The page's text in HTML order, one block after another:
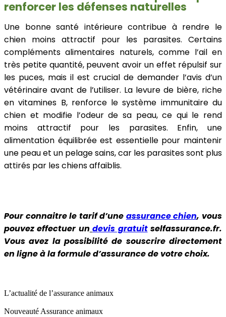
renforcer les défenses naturelles
Une bonne santé intérieure contribue à rendre le
chien moins attractif pour les parasites. Certains
compléments alimentaires naturels, comme l’ail en
très petite quantité, peuvent avoir un effet répulsif sur
les puces, mais il est crucial de demander l’avis d’un
vétérinaire avant de l’utiliser. La levure de bière, riche
en vitamines B, renforce le système immunitaire du
chien et modifie l’odeur de sa peau, ce qui le rend
moins attractif pour les parasites. Enfin, une
alimentation équilibrée est essentielle pour maintenir
une peau et un pelage sains, car les parasites sont plus
attirés par les chiens affaiblis.
Pour connaitre le tarif d’une assurance chien, vous
pouvez effectuer un devis gratuitselfassurance.fr.
Vous avez la possibilité de souscrire directement
en ligne à la formule d’assurance de votre choix.
L’actualité de l’assurance animaux
Nouveauté Assurance animaux